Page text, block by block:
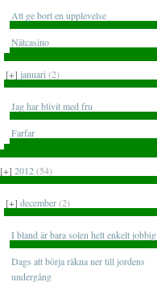
Att ge bort en upplevelse
Nätcasino
[+] januari (2)
Jag har blivit med fru
Farfar
[+] 2012(54)
[+] december(2)
I bland är bara solen helt enkelt jobbig
Dags att börja räkna ner till jordens
undergång